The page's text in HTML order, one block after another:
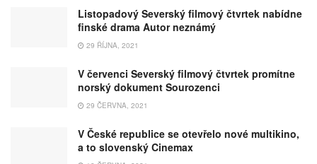
Listopadový Severský filmový čtvrtek nabídne
finské drama Autor neznámý
29 ŘÍJNA, 2021
V červenci Severský filmový čtvrtek promítne
norský dokument Sourozenci
29 ČERVNA, 2021
V České republice se otevřelo nové multikino,
a to slovenský Cinemax